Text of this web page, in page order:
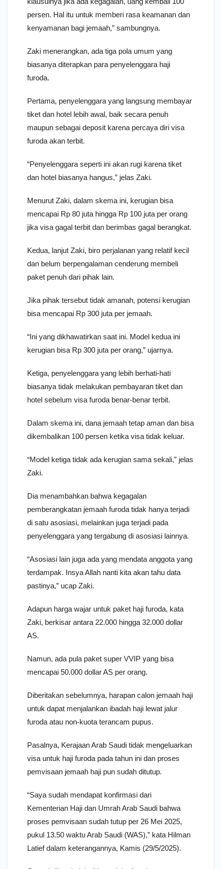
persen. Hal itu untuk memberi rasa keamanan dan
kenyamanan bagi jemaah,” sambungnya.
Zaki menerangkan, ada tiga pola umum yang
biasanya diterapkan para penyelenggara haji
furoda.
Pertama, penyelenggara yang langsung membayar
tiket dan hotel lebih awal, baik secara penuh
maupun sebagai deposit karena percaya diri visa
furoda akan terbit.
“Penyelenggara seperti ini akan rugi karena tiket
dan hotel biasanya hangus,” jelas Zaki.
Menurut Zaki, dalam skema ini, kerugian bisa
mencapai Rp 80 juta hingga Rp 100 juta per orang
jika visa gagal terbit dan berimbas gagal berangkat.
Kedua, lanjut Zaki, biro perjalanan yang relatif kecil
dan belum berpengalaman cenderung membeli
paket penuh dari pihak lain.
Jika pihak tersebut tidak amanah, potensi kerugian
bisa mencapai Rp 300 juta per jemaah.
“Ini yang dikhawatirkan saat ini. Model kedua ini
kerugian bisa Rp 300 juta per orang,” ujarnya.
Ketiga, penyelenggara yang lebih berhati-hati
biasanya tidak melakukan pembayaran tiket dan
hotel sebelum visa furoda benar-benar terbit.
Dalam skema ini, dana jemaah tetap aman dan bisa
dikembalikan 100 persen ketika visa tidak keluar.
“Model ketiga tidak ada kerugian sama sekali,” jelas
Zaki.
Dia menambahkan bahwa kegagalan
pemberangkatan jemaah furoda tidak hanya terjadi
di satu asosiasi, melainkan juga terjadi pada
penyelenggara yang tergabung di asosiasi lainnya.
“Asosiasi lain juga ada yang mendata anggota yang
terdampak. Insya Allah nanti kita akan tahu data
pastinya,” ucap Zaki.
Adapun harga wajar untuk paket haji furoda, kata
Zaki, berkisar antara 22.000 hingga 32.000 dollar
AS.
Namun, ada pula paket super VVIP yang bisa
mencapai 50.000 dollar AS per orang.
Diberitakan sebelumnya, harapan calon jemaah haji
untuk dapat menjalankan ibadah haji lewat jalur
furoda atau non-kuota terancam pupus.
Pasalnya, Kerajaan Arab Saudi tidak mengeluarkan
visa untuk haji furoda pada tahun ini dan proses
pemvisaan jemaah haji pun sudah ditutup.
“Saya sudah mendapat konfirmasi dari
Kementerian Haji dan Umrah Arab Saudi bahwa
proses pemvisaan sudah tutup per 26 Mei 2025,
pukul 13.50 waktu Arab Saudi (WAS),” kata Hilman
Latief dalam keterangannya, Kamis (29/5/2025).